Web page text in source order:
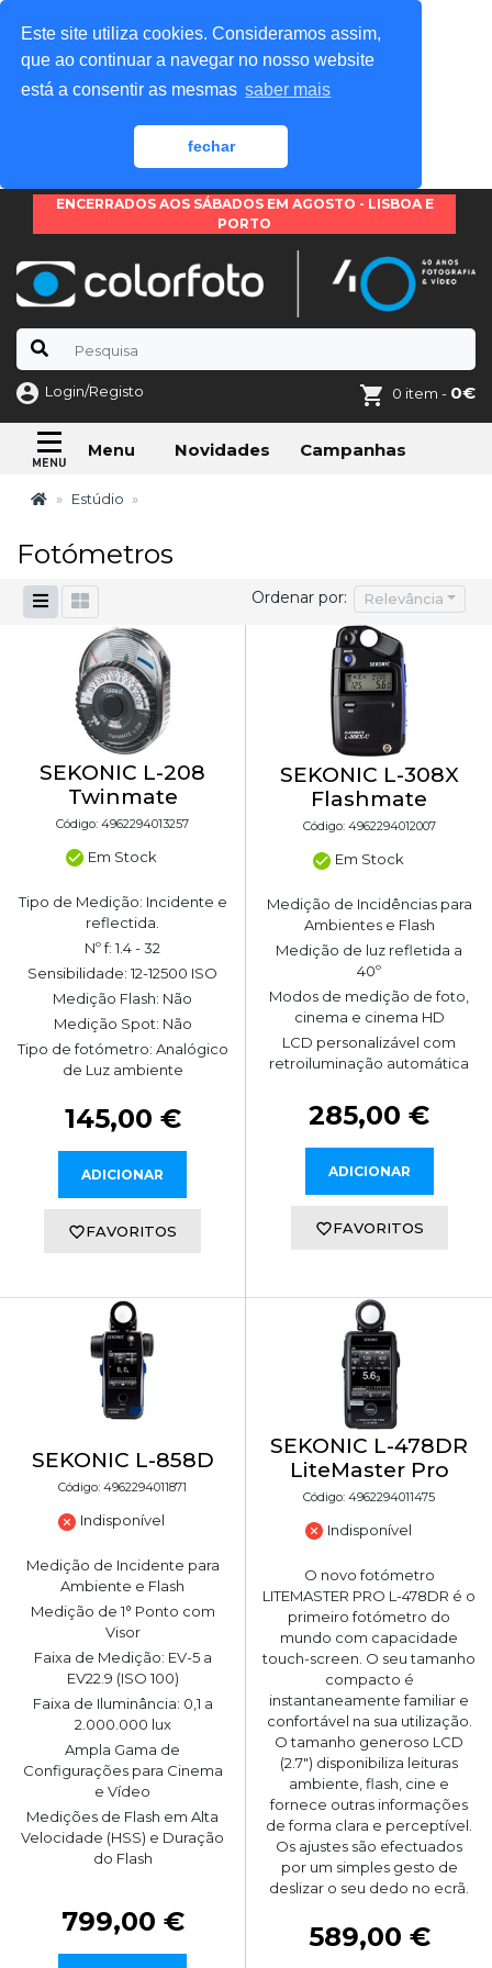
Este site utiliza cookies. Consideramos assim,
que ao continuar a navegar no nosso website
está a consentir as mesmas saber mais
fechar
ENCERRADOS AOS SÁBADOS EM AGOSTO - LISBOA E
PORTO
Login/Registo 0 item - 0€
Menu Novidades Campanhas
Estúdio
Fotómetros
Ordenar por: Relevância
SEKONIC L-208
Twinmate
Código: 4962294013257
Em Stock
Tipo de Medição: Incidente e
reflectida.
Nº f: 1.4 - 32
Sensibilidade: 12-12500 ISO
Medição Flash: Não
Medição Spot: Não
Tipo de fotómetro: Analógico
de Luz ambiente
145,00 €
ADICIONAR
FAVORITOS
SEKONIC L-308X
Flashmate
Código: 4962294012007
Em Stock
Medição de Incidências para
Ambientes e Flash
Medição de luz refletida a
40º
Modos de medição de foto,
cinema e cinema HD
LCD personalizável com
retroiluminação automática
285,00 €
ADICIONAR
FAVORITOS
SEKONIC L-858D
Código: 4962294011871
Indisponível
Medição de Incidente para
Ambiente e Flash
Medição de 1° Ponto com
Visor
Faixa de Medição: EV-5 a
EV22.9 (ISO 100)
Faixa de Iluminância: 0,1 a
2.000.000 lux
Ampla Gama de
Configurações para Cinema
e Vídeo
Medições de Flash em Alta
Velocidade (HSS) e Duração
do Flash
799,00 €
SEKONIC L-478DR
LiteMaster Pro
Código: 4962294011475
Indisponível
O novo fotómetro
LITEMASTER PRO L-478DR é o
primeiro fotómetro do
mundo com capacidade
touch-screen. O seu tamanho
compacto é
instantaneamente familiar e
confortável na sua utilização.
O tamanho generoso LCD
(2.7") disponibiliza leituras
ambiente, flash, cine e
fornece outras informações
de forma clara e perceptível.
Os ajustes são efectuados
por um simples gesto de
deslizar o seu dedo no ecrã.
589,00 €